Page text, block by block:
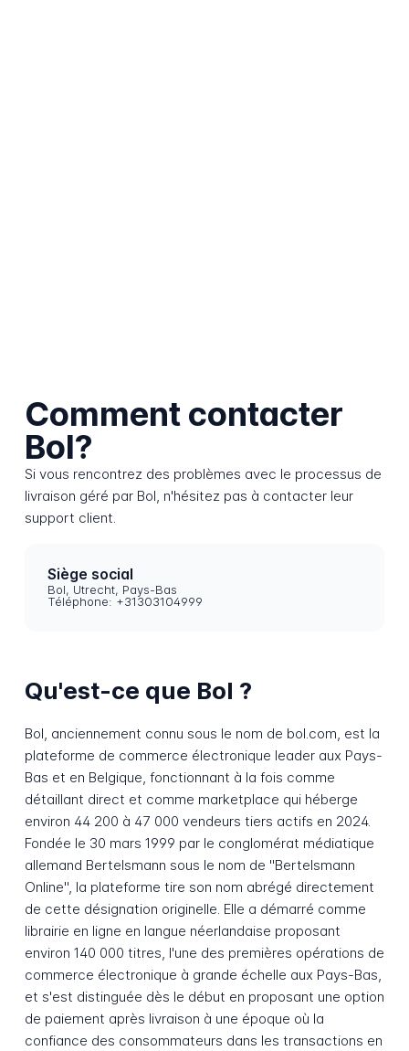
Comment contacter
Bol?
Si vous rencontrez des problèmes avec le processus de
livraison géré par Bol, n'hésitez pas à contacter leur
support client.
Siège social
Bol, Utrecht, Pays-Bas
Téléphone: +31303104999
Qu'est-ce que Bol ?
Bol, anciennement connu sous le nom de bol.com, est la
plateforme de commerce électronique leader aux Pays-
Bas et en Belgique, fonctionnant à la fois comme
détaillant direct et comme marketplace qui héberge
environ 44 200 à 47 000 vendeurs tiers actifs en 2024.
Fondée le 30 mars 1999 par le conglomérat médiatique
allemand Bertelsmann sous le nom de "Bertelsmann
Online", la plateforme tire son nom abrégé directement
de cette désignation originelle. Elle a démarré comme
librairie en ligne en langue néerlandaise proposant
environ 140 000 titres, l'une des premières opérations de
commerce électronique à grande échelle aux Pays-Bas,
et s'est distinguée dès le début en proposant une option
de paiement après livraison à une époque où la
confiance des consommateurs dans les transactions en